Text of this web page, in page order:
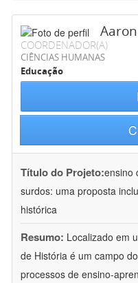
COORDENADOR(A)
CIÊNCIAS HUMANAS
Educação
Título do Projeto:ensino
surdos: uma proposta
histórica
Resumo: Localizado em
de História é um campo
processos de ensino-